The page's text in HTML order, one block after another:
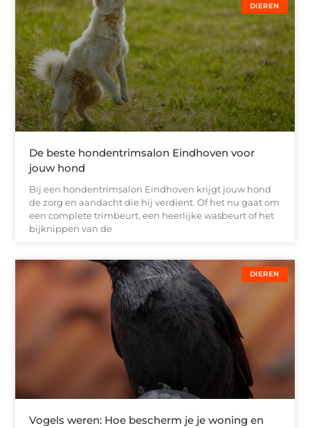
DIEREN
De beste hondentrimsalon Eindhoven voor
jouw hond
Bij een hondentrimsalon Eindhoven krijgt jouw hond
de zorg en aandacht die hij verdient. Of het nu gaat om
een complete trimbeurt, een heerlijke wasbeurt of het
bijknippen van de
DIEREN
Vogels weren: Hoe bescherm je je woning en